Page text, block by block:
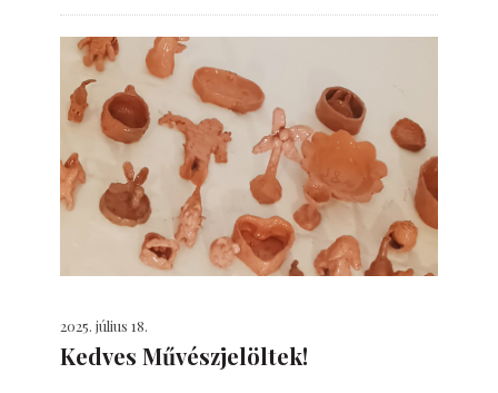
2025. július 18.
Kedves Művészjelöltek!